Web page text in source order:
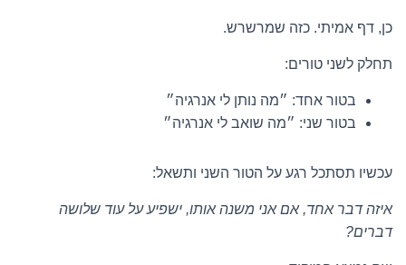
כן, דף אמיתי. כזה שמרשרש.
תחלק לשני טורים:
בטור אחד: ״מה נותן לי אנרגיה״
בטור שני: ״מה שואב לי אנרגיה״
עכשיו תסתכל רגע על הטור השני ותשאל:
איזה דבר אחד, אם אני משנה אותו, ישפיע על עוד שלושה
דברים?